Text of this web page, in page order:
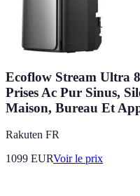
Ecoflow Stream Ultra
Prises Ac Pur Sinus,
Maison, Bureau Et
Rakuten FR
1099 EURVoir le prix